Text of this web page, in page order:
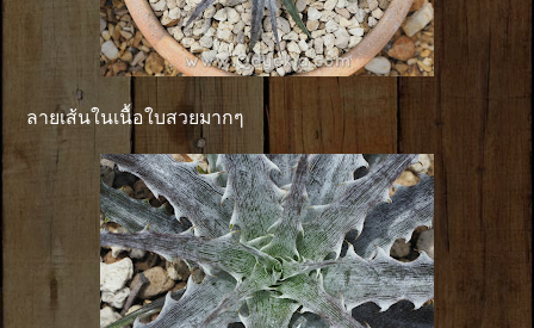
ลายเส้นในเนื้อใบสวยมากๆ